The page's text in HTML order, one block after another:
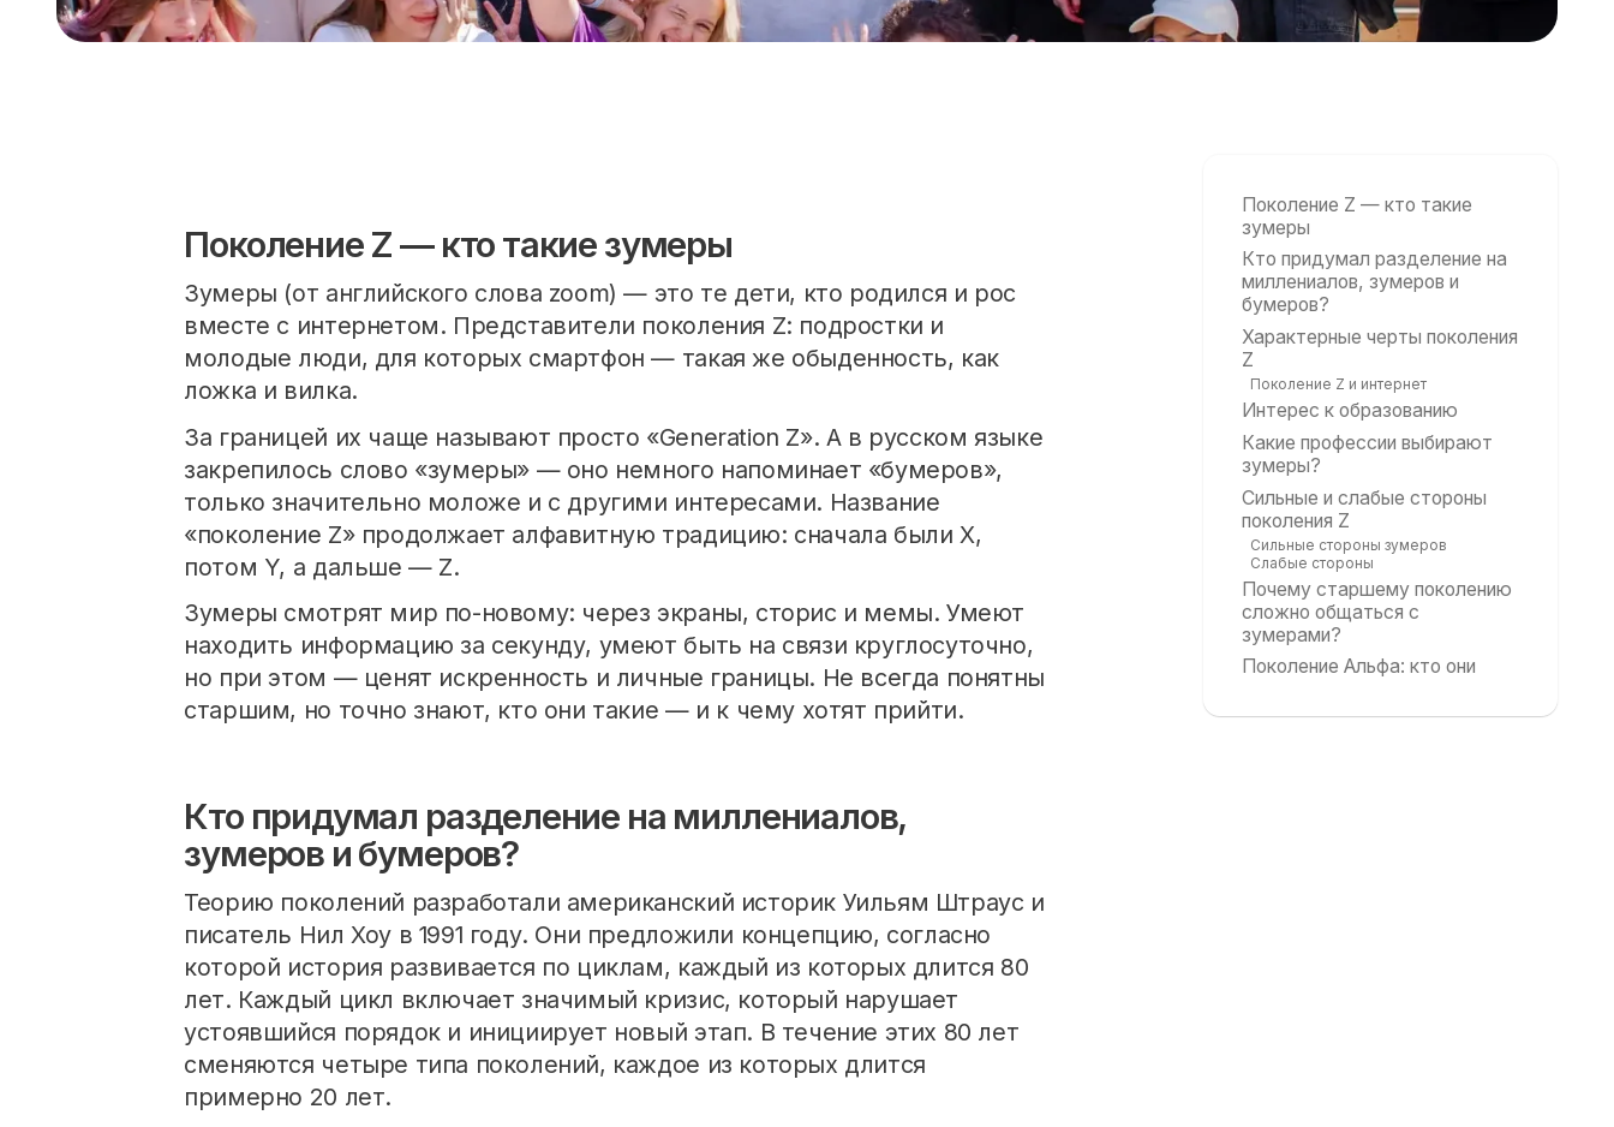
Поколение Z — кто такие зумеры
Зумеры (от английского слова zoom) — это те дети, кто родился и рос
вместе с интернетом. Представители поколения Z: подростки и
молодые люди, для которых смартфон — такая же обыденность, как
ложка и вилка.
За границей их чаще называют просто «Generation Z». А в русском языке
закрепилось слово «зумеры» — оно немного напоминает «бумеров»,
только значительно моложе и с другими интересами. Название
«поколение Z» продолжает алфавитную традицию: сначала были X,
потом Y, а дальше — Z.
Зумеры смотрят мир по-новому: через экраны, сторис и мемы. Умеют
находить информацию за секунду, умеют быть на связи круглосуточно,
но при этом — ценят искренность и личные границы. Не всегда понятны
старшим, но точно знают, кто они такие — и к чему хотят прийти.
Кто придумал разделение на миллениалов,
зумеров и бумеров?
Теорию поколений разработали американский историк Уильям Штраус и
писатель Нил Хоу в 1991 году. Они предложили концепцию, согласно
которой история развивается по циклам, каждый из которых длится 80
лет. Каждый цикл включает значимый кризис, который нарушает
устоявшийся порядок и инициирует новый этап. В течение этих 80 лет
сменяются четыре типа поколений, каждое из которых длится
примерно 20 лет.
Поколение Z — кто такие
зумеры
Кто придумал разделение на
миллениалов, зумеров и
бумеров?
Характерные черты поколения
Z
Поколение Z и интернет
Интерес к образованию
Какие профессии выбирают
зумеры?
Сильные и слабые стороны
поколения Z
Сильные стороны зумеров
Слабые стороны
Почему старшему поколению
сложно общаться с
зумерами?
Поколение Альфа: кто они